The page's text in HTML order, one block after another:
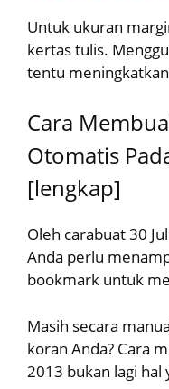
Untuk ukuran
kertas tulis.
tentu
Cara
Otomatis
[lengkap]
Oleh carabuat 30
Anda perlu
bookmark untuk
Masih secara
koran Anda? Cara
2013 bukan lagi